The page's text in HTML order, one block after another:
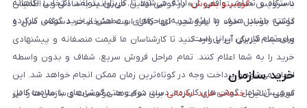
دستگاه و تصاویر واقعی آن ارائه می‌شود تا کاربران بتوانند انتخابی آگاهانه
داشته باشند. هدف ما ارائه تجربه‌ای حرفه‌ای و مطمئن از خرید گوشی کارکرده
برای تمام کاربران ایرانی است.
با سرویس «گوشیتو بفروش» در گوشی آنلاین، می‌توانید به‌سادگی و با اطمینان
گوشی موبایل خود را بفروشید. تنها کافی است مشخصات دستگاه، مدل و
وضعیت فیزیکی آن را وارد کنید تا کارشناسان ما قیمت منصفانه و پیشنهادی
خرید را به شما اعلام کنند. تمام مراحل فروش سریع، شفاف و بدون واسطه
انجام می‌شود و پرداخت وجه در کوتاه‌ترین زمان ممکن انجام خواهد شد. این
سرویس شامل گوشی‌های کارکرده، دست دوم و حتی گوشی‌های با سلامت کامل
خرید سازمان
گوشی آنلاینخدمات خرید سازمانیبرای شرکت‌ها، مؤسسات و سازمان‌ها را نیز